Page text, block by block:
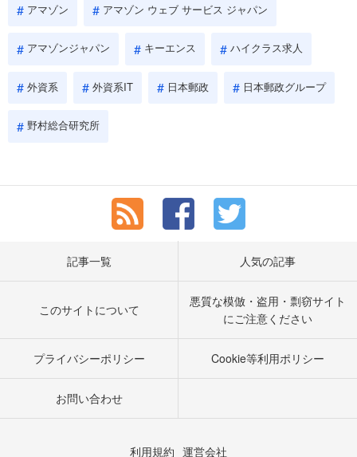
アマゾン アマゾン ウェブ サービス ジャパン
アマゾンジャパン キーエンス ハイクラス求人
外資系 外資系IT 日本郵政 日本郵政グループ
野村総合研究所
記事一覧 人気の記事
このサイトについて
悪質な模倣・盗用・剽窃サイト
にご注意ください
プライバシーポリシー Cookie等利用ポリシー
お問い合わせ
利用規約 運営会社